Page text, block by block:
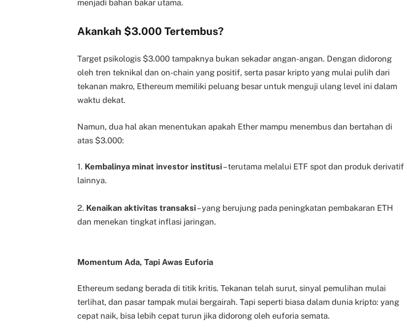
menjadi bahan bakar utama.
Akankah $3.000 Tertembus?
Target psikologis $3.000 tampaknya bukan sekadar angan-angan. Dengan didorong
oleh tren teknikal dan on-chain yang positif, serta pasar kripto yang mulai pulih dari
tekanan makro, Ethereum memiliki peluang besar untuk menguji ulang level ini dalam
waktu dekat.
Namun, dua hal akan menentukan apakah Ether mampu menembus dan bertahan di
atas $3.000:
1. Kembalinya minat investor institusi– terutama melalui ETF spot dan produk derivatif
lainnya.
2. Kenaikan aktivitas transaksi– yang berujung pada peningkatan pembakaran ETH
dan menekan tingkat inflasi jaringan.
Momentum Ada, Tapi Awas Euforia
Ethereum sedang berada di titik kritis. Tekanan telah surut, sinyal pemulihan mulai
terlihat, dan pasar tampak mulai bergairah. Tapi seperti biasa dalam dunia kripto: yang
cepat naik, bisa lebih cepat turun jika didorong oleh euforia semata.